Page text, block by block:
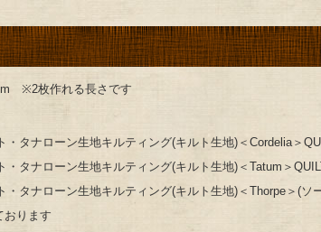
※2枚作れる長さです
・タナローン生地キルティング(キルト生地)＜Cordelia＞
・タナローン生地キルティング(キルト生地)＜Tatum＞
・タナローン生地キルティング(キルト生地)＜Thorpe＞(ソ
おります